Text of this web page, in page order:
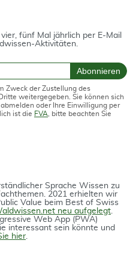
fünf Mal jährlich per E-Mail
Aktivitäten.
Abonnieren
Zweck der Zustellung des
weitergegeben. Sie können sich
oder Ihre Einwilligung per
ist die FVA , bitte beachten Sie
Spra­che Wissen zu
2021 erhielten wir
Value beim Best of Swiss
neu aufgelegt.
Web App (PWA)
interessant sein könnte und
hier.